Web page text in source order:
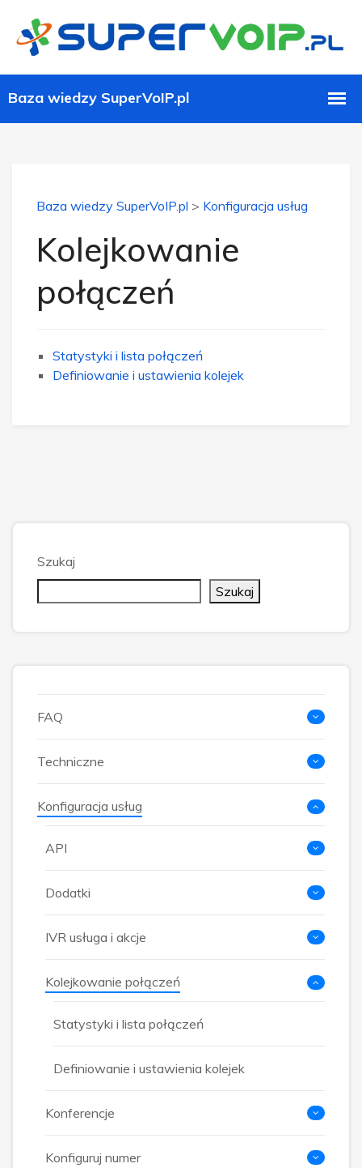
Baza wiedzy SuperVoIP.pl > Konfiguracja usług
Kolejkowanie
połączeń
Statystyki i lista połączeń
Definiowanie i ustawienia kolejek
Szukaj
Szukaj
FAQ
Techniczne
Konfiguracja usług
API
Dodatki
IVR usługa i akcje
Kolejkowanie połączeń
Statystyki i lista połączeń
Definiowanie i ustawienia kolejek
Konferencje
Konfiguruj numer